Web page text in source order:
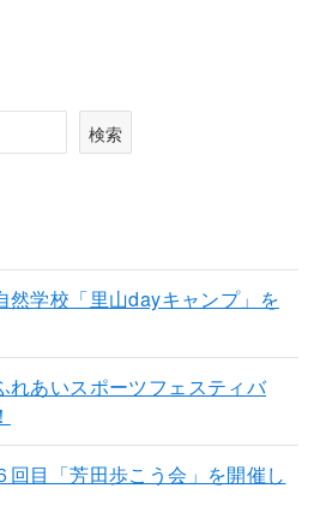
検索
然学校「里山dayキャンプ」を
れあいスポーツフェスティバ
回目「芳田歩こう会」を開催し